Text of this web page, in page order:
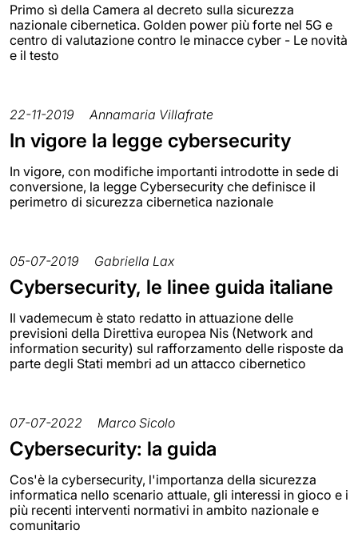
Primo sì della Camera al decreto sulla sicurezza
nazionale cibernetica. Golden power più forte nel 5G e
centro di valutazione contro le minacce cyber - Le novità
e il testo
22-11-2019 Annamaria Villafrate
In vigore la legge cybersecurity
In vigore, con modifiche importanti introdotte in sede di
conversione, la legge Cybersecurity che definisce il
perimetro di sicurezza cibernetica nazionale
05-07-2019 Gabriella Lax
Cybersecurity, le linee guida italiane
Il vademecum è stato redatto in attuazione delle
previsioni della Direttiva europea Nis (Network and
information security) sul rafforzamento delle risposte da
parte degli Stati membri ad un attacco cibernetico
07-07-2022 Marco Sicolo
Cybersecurity: la guida
Cos'è la cybersecurity, l'importanza della sicurezza
informatica nello scenario attuale, gli interessi in gioco e i
più recenti interventi normativi in ambito nazionale e
comunitario